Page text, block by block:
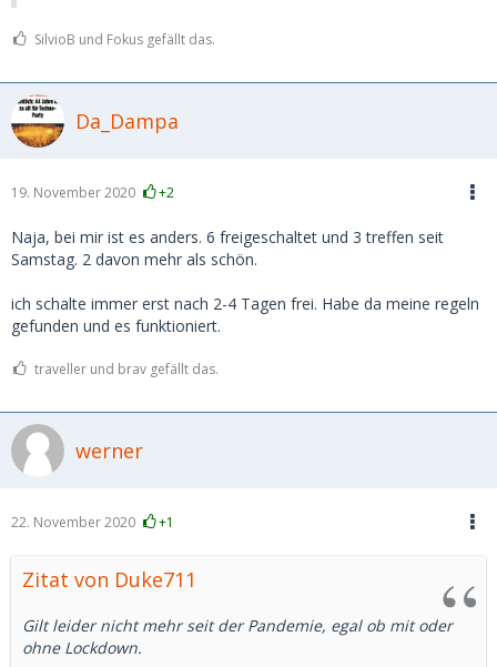
SilvioB und Fokus gefällt das.
Da_Dampa
19. November 2020 +2
Naja, bei mir ist es anders. 6 freigeschaltet und 3 treffen seit
Samstag. 2 davon mehr als schön.
ich schalte immer erst nach 2-4 Tagen frei. Habe da meine regeln
gefunden und es funktioniert.
traveller und brav gefällt das.
werner
22. November 2020 +1
Zitat von Duke711
Gilt leider nicht mehr seit der Pandemie, egal ob mit oder
ohne Lockdown.